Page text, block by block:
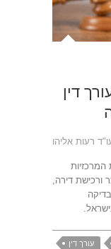
דין
רעות אליהו
ורכישת דירה,
עורך דין